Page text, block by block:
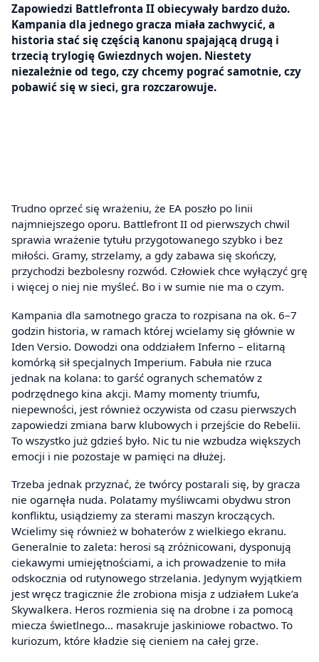
Zapowiedzi Battlefronta II obiecywały bardzo dużo.
Kampania dla jednego gracza miała zachwycić, a
historia stać się częścią kanonu spajającą drugą i
trzecią trylogię Gwiezdnych wojen. Niestety
niezależnie od tego, czy chcemy pograć samotnie, czy
pobawić się w sieci, gra rozczarowuje.
Trudno oprzeć się wrażeniu, że EA poszło po linii
najmniejszego oporu. Battlefront II od pierwszych chwil
sprawia wrażenie tytułu przygotowanego szybko i bez
miłości. Gramy, strzelamy, a gdy zabawa się skończy,
przychodzi bezbolesny rozwód. Człowiek chce wyłączyć grę
i więcej o niej nie myśleć. Bo i w sumie nie ma o czym.
Kampania dla samotnego gracza to rozpisana na ok. 6–7
godzin historia, w ramach której wcielamy się głównie w
Iden Versio. Dowodzi ona oddziałem Inferno – elitarną
komórką sił specjalnych Imperium. Fabuła nie rzuca
jednak na kolana: to garść ogranych schematów z
podrzędnego kina akcji. Mamy momenty triumfu,
niepewności, jest również oczywista od czasu pierwszych
zapowiedzi zmiana barw klubowych i przejście do Rebelii.
To wszystko już gdzieś było. Nic tu nie wzbudza większych
emocji i nie pozostaje w pamięci na dłużej.
Trzeba jednak przyznać, że twórcy postarali się, by gracza
nie ogarnęła nuda. Polatamy myśliwcami obydwu stron
konfliktu, usiądziemy za sterami maszyn kroczących.
Wcielimy się również w bohaterów z wielkiego ekranu.
Generalnie to zaleta: herosi są zróżnicowani, dysponują
ciekawymi umiejętnościami, a ich prowadzenie to miła
odskocznia od rutynowego strzelania. Jedynym wyjątkiem
jest wręcz tragicznie źle zrobiona misja z udziałem Luke’a
Skywalkera. Heros rozmienia się na drobne i za pomocą
miecza świetlnego… masakruje jaskiniowe robactwo. To
kuriozum, które kładzie się cieniem na całej grze.